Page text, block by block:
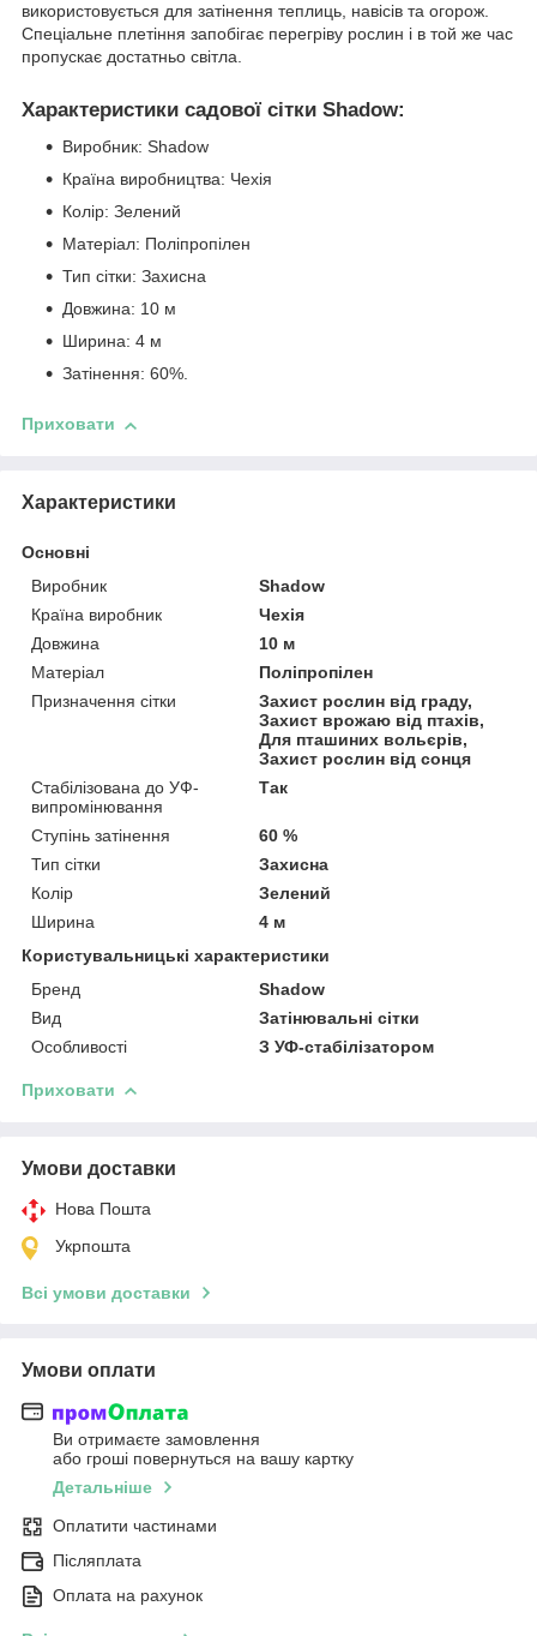
використовується для затінення теплиць, навісів та огорож.
Спеціальне плетіння запобігає перегріву рослин і в той же час
пропускає достатньо світла.
Характеристики садової сітки Shadow:
Виробник: Shadow
Країна виробництва: Чехія
Колір: Зелений
Матеріал: Поліпропілен
Тип сітки: Захисна
Довжина: 10 м
Ширина: 4 м
Затінення: 60%.
Приховати
Характеристики
Основні
Виробник
Shadow
Країна виробник
Чехія
Довжина
10 м
Матеріал
Поліпропілен
Призначення сітки
Захист рослин від граду,
Захист врожаю від птахів,
Для пташиних вольєрів,
Захист рослин від сонця
Стабілізована до УФ-
випромінювання
Так
Ступінь затінення
60 %
Тип сітки
Захисна
Колір
Зелений
Ширина
4 м
Користувальницькі характеристики
Бренд
Shadow
Вид
Затінювальні сітки
Особливості
З УФ-стабілізатором
Приховати
Умови доставки
Нова Пошта
Укрпошта
Всі умови доставки
Умови оплати
Ви отримаєте замовлення
або гроші повернуться на вашу картку
Детальніше
Оплатити частинами
Післяплата
Оплата на рахунок